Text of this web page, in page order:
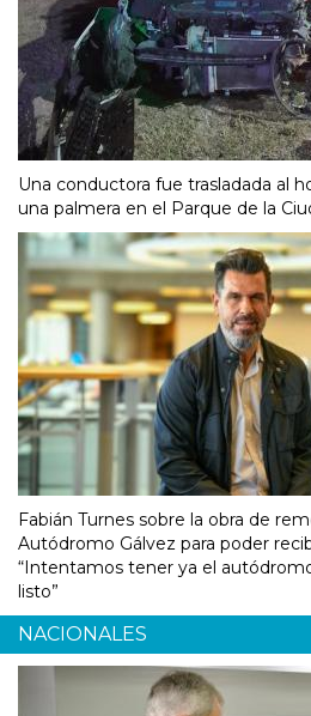
Una conductora fue trasladada al
una palmera en el Parque de la
Fabián Turnes sobre la obra de
Autódromo Gálvez para poder
“Intentamos tener ya el
listo”
NACIONALES